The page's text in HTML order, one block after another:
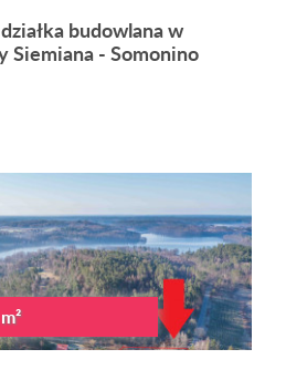
budowlana w
Siemiana - Somonino